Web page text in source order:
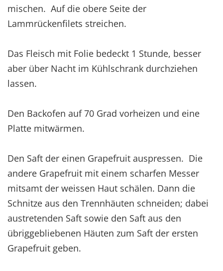
mischen. Auf die obere Seite der
Lammrückenfilets streichen.
Das Fleisch mit Folie bedeckt 1 Stunde, besser
aber über Nacht im Kühlschrank durchziehen
lassen.
Den Backofen auf 70 Grad vorheizen und eine
Platte mitwärmen.
Den Saft der einen Grapefruit auspressen. Die
andere Grapefruit mit einem scharfen Messer
mitsamt der weissen Haut schälen. Dann die
Schnitze aus den Trennhäuten schneiden; dabei
austretenden Saft sowie den Saft aus den
übriggebliebenen Häuten zum Saft der ersten
Grapefruit geben.